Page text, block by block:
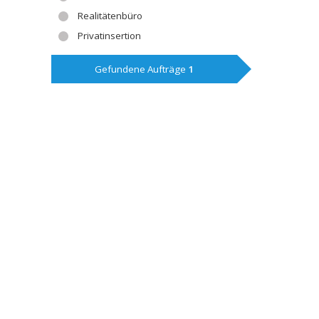
Realitätenbüro
Privatinsertion
Gefundene Aufträge 1